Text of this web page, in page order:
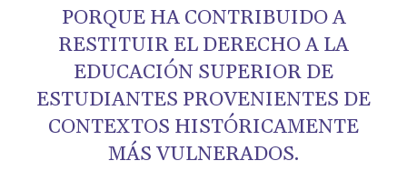
PORQUE HA CONTRIBUIDO A
RESTITUIR EL DERECHO A LA
EDUCACIÓN SUPERIOR DE
ESTUDIANTES PROVENIENTES DE
CONTEXTOS HISTÓRICAMENTE
MÁS VULNERADOS.